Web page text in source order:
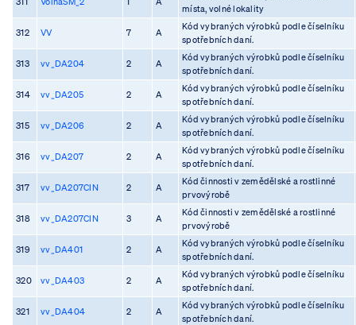
místa, volné lokality
312 VV 7 A
Kód vybraných výrobků podle číselníku
spotřebních daní.
313 vv_DA204 2 A
Kód vybraných výrobků podle číselníku
spotřebních daní.
314 vv_DA205 2 A
Kód vybraných výrobků podle číselníku
spotřebních daní.
315 vv_DA206 2 A
Kód vybraných výrobků podle číselníku
spotřebních daní.
316 vv_DA207 2 A
Kód vybraných výrobků podle číselníku
spotřebních daní.
317 vv_DA207CIN 2 A
Kód činnosti v zemědělské a rostlinné
prvovýrobě
318 vv_DA207CIN 3 A
Kód činnosti v zemědělské a rostlinné
prvovýrobě
319 vv_DA401 2 A
Kód vybraných výrobků podle číselníku
spotřebních daní.
320 vv_DA403 2 A
Kód vybraných výrobků podle číselníku
spotřebních daní.
321 vv_DA404 2 A
Kód vybraných výrobků podle číselníku
spotřebních daní.